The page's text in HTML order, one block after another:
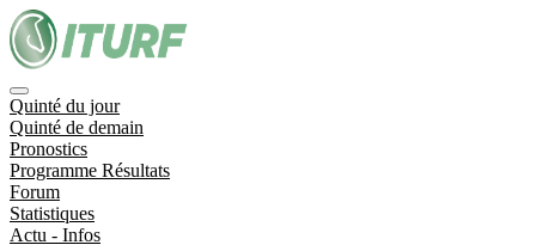
Quinté du jour
Quinté de demain
Pronostics
Programme Résultats
Forum
Statistiques
Actu - Infos